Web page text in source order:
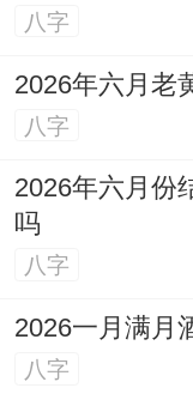
八字
2026年六月老
八字
2026年六月份
吗
八字
2026一月满月
八字